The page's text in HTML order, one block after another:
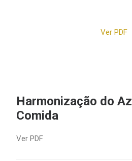
Ver PDF
Harmonização do
Comida
Ver PDF